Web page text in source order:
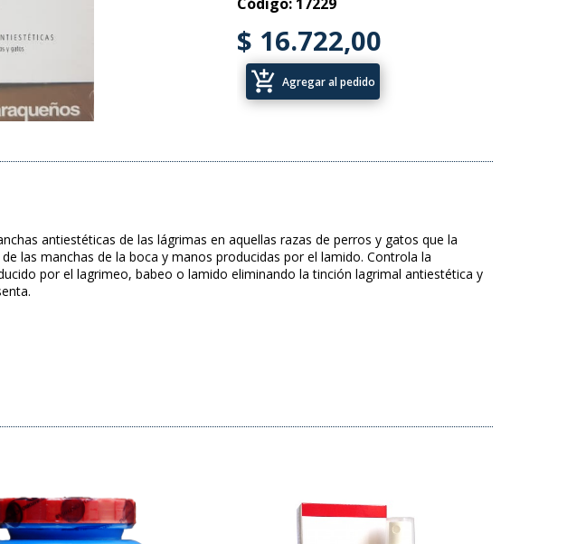
$ 16.722,00
add_shopping_cart Agregar al pedido
antiestéticas de las lágrimas en aquellas razas de perros y gatos que la
las manchas de la boca y manos producidas por el lamido. Controla la
por el lagrimeo, babeo o lamido eliminando la tinción lagrimal antiestética y